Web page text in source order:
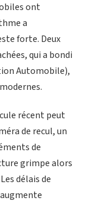
ont
a
forte. Deux
qui a bondi
Automobile),
récent peut
de recul, un
de
grimpe alors
délais de